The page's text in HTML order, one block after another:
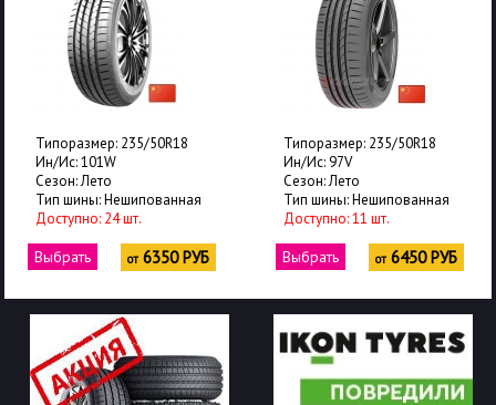
Типоразмер: 235/50R18
Ин/Ис: 101W
Сезон: Лето
Тип шины: Нешипованная
Доступно: 24 шт.
Выбрать от6350 РУБ
Типоразмер: 235/50R18
Ин/Ис: 97V
Сезон: Лето
Тип шины: Нешипованная
Доступно: 11 шт.
Выбрать от6450 РУБ